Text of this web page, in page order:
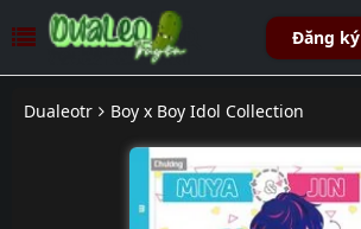
Đăng ký
Dualeotr Boy x Boy Idol Collection